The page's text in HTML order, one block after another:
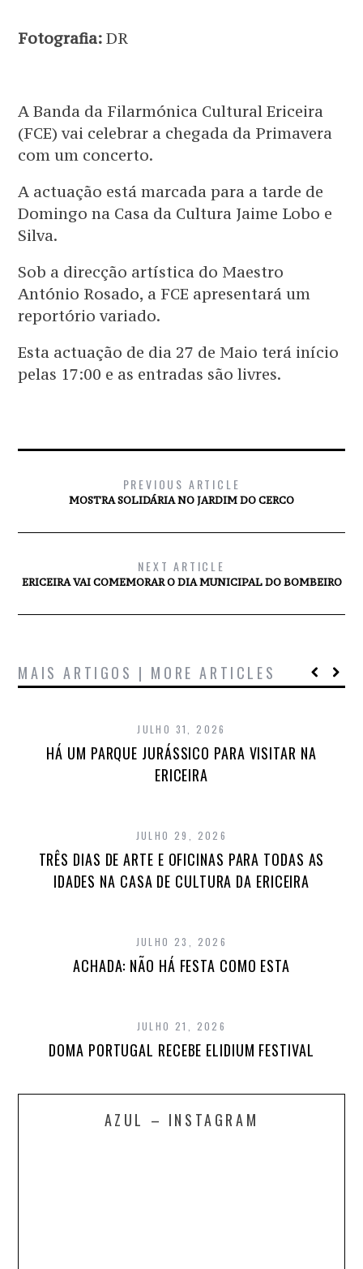
Fotografia: DR
A Banda da Filarmónica Cultural Ericeira
(FCE) vai celebrar a chegada da Primavera
com um concerto.
A actuação está marcada para a tarde de
Domingo na Casa da Cultura Jaime Lobo e
Silva.
Sob a direcção artística do Maestro
António Rosado, a FCE apresentará um
reportório variado.
Esta actuação de dia 27 de Maio terá início
pelas 17:00 e as entradas são livres.
PREVIOUS ARTICLE
MOSTRA SOLIDÁRIA NO JARDIM DO CERCO
NEXT ARTICLE
ERICEIRA VAI COMEMORAR O DIA MUNICIPAL DO BOMBEIRO
MAIS ARTIGOS | MORE ARTICLES
JULHO 31, 2026
HÁ UM PARQUE JURÁSSICO PARA VISITAR NA
ERICEIRA
JULHO 29, 2026
TRÊS DIAS DE ARTE E OFICINAS PARA TODAS AS
IDADES NA CASA DE CULTURA DA ERICEIRA
JULHO 23, 2026
ACHADA: NÃO HÁ FESTA COMO ESTA
JULHO 21, 2026
DOMA PORTUGAL RECEBE ELIDIUM FESTIVAL
AZUL – INSTAGRAM